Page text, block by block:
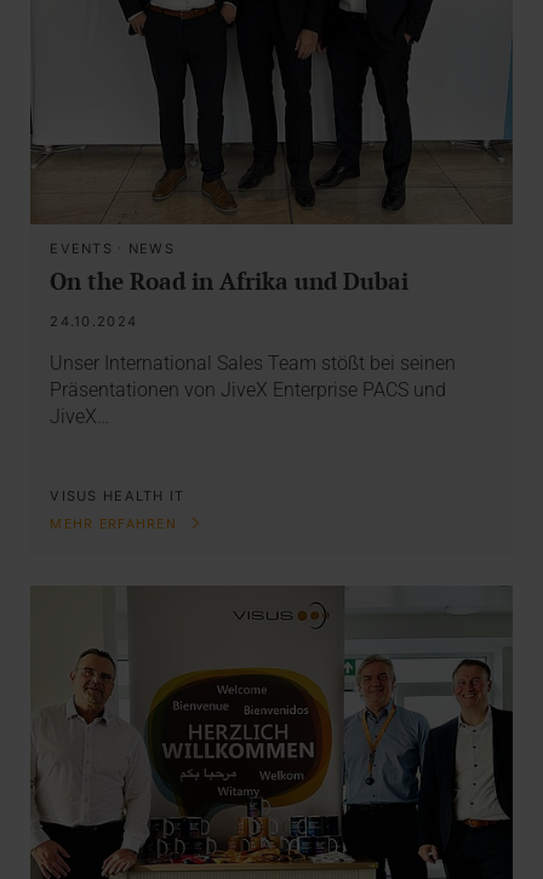
EVENTS · NEWS
On the Road in Afrika und Dubai
24.10.2024
Unser International Sales Team stößt bei seinen
Präsentationen von JiveX Enterprise PACS und
JiveX…
VISUS HEALTH IT
MEHR ERFAHREN